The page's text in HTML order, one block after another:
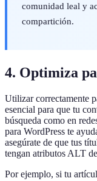
comunidad leal y
compartición.
4. Optimiza
Utilizar correctamente
esencial para que tu
búsqueda como en
para WordPress te
asegúrate de que tus
tengan atributos ALT
Por ejemplo, si tu